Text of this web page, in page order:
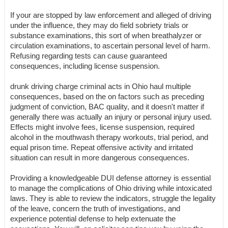
If your are stopped by law enforcement and alleged of driving
under the influence, they may do field sobriety trials or
substance examinations, this sort of when breathalyzer or
circulation examinations, to ascertain personal level of harm.
Refusing regarding tests can cause guaranteed
consequences, including license suspension.
drunk driving charge criminal acts in Ohio haul multiple
consequences, based on the on factors such as preceding
judgment of conviction, BAC quality, and it doesn't matter if
generally there was actually an injury or personal injury used.
Effects might involve fees, license suspension, required
alcohol in the mouthwash therapy workouts, trial period, and
equal prison time. Repeat offensive activity and irritated
situation can result in more dangerous consequences.
Providing a knowledgeable DUI defense attorney is essential
to manage the complications of Ohio driving while intoxicated
laws. They is able to review the indicators, struggle the legality
of the leave, concern the truth of investigations, and
experience potential defense to help extenuate the